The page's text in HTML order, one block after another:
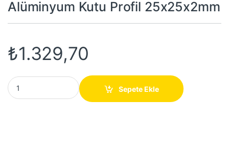
Alüminyum Kutu Profil 25x25x2mm
₺1.329,70
Alüminyum Kutu Profil 25x25x2mm quantity
Sepete Ekle